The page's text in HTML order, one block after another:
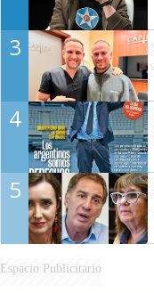
3
4
5
Espacio Publicitario